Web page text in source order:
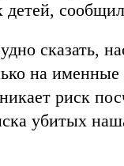
детей,
сказать,
на
риск
убитых